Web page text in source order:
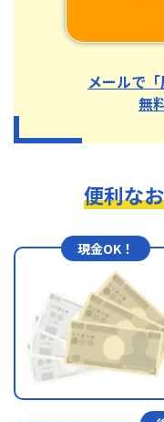
メールで「
無
便利な
現金OK！